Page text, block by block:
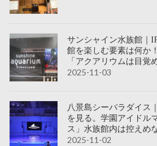
サンシャイン水族館｜
館を楽しむ要素は何か
「アクアリウムは目覚
2025-11-03
八景島シーパラダイス
を見る。学園アイドル
ス」水族館内は控えめ
2025-11-02